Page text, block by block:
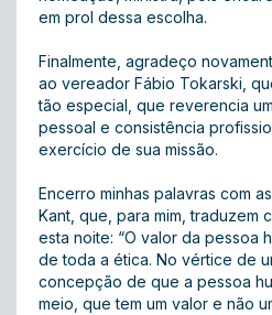
em prol dessa escolha.
Finalmente, agradeço
ao vereador Fábio Tokarski,
tão especial, que reverencia
pessoal e consistência
exercício de sua missão.
Encerro minhas palavras com
Kant, que, para mim, traduzem
esta noite: “O valor da pessoa
de toda a ética. No vértice de
concepção de que a pessoa
meio, que tem um valor e não